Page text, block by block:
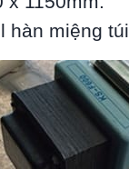
hàn miệng